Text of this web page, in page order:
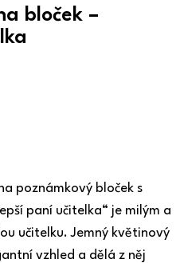
bloček –
poznámkový bloček s
paní učitelka“ je milým a
učitelku. Jemný květinový
vzhled a dělá z něj